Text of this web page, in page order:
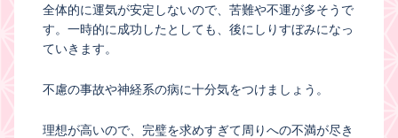
全体的に運気が安定しないので、苦難や不運が多そうで
す。一時的に成功したとしても、後にしりすぼみになっ
ていきます。
不慮の事故や神経系の病に十分気をつけましょう。
理想が高いので、完璧を求めすぎて周りへの不満が尽き